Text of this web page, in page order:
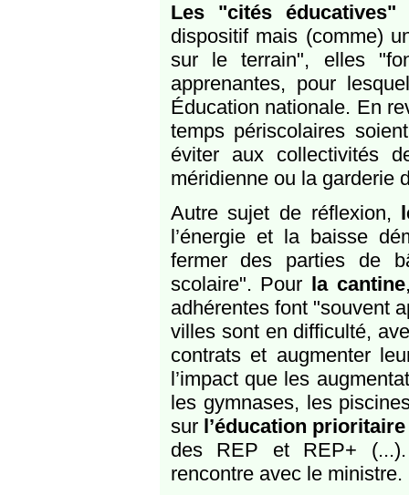
Les "cités éducatives"
dispositif mais (comme)
sur le terrain", elles
apprenantes, pour
Éducation nationale. En
temps périscolaires
éviter aux collectivités
méridienne ou la garderie
Autre sujet de réflexion,
l’énergie et la baisse
fermer des parties de
scolaire". Pour la cantine
adhérentes font "souvent
villes sont en difficulté,
contrats et augmenter
l’impact que les
les gymnases, les
sur l’éducation prioritaire
des REP et REP+ (...).
rencontre avec le ministre.